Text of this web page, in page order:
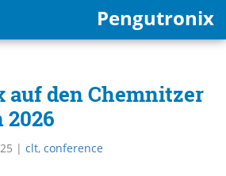
Pengutronix
auf den Chemnitzer
2026
| clt, conference